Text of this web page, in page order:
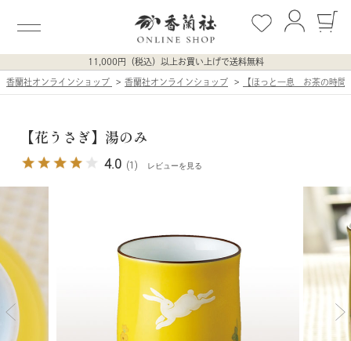
11,000円（税込）以上お買い上げで送料無料
香蘭社オンラインショップ 香蘭社オンラインショップ 【ほっと一息 お茶の時間
【花うさぎ】湯のみ
4.0 (1) レビューを見る